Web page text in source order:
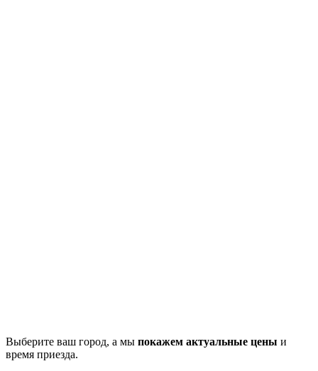
Выберите ваш город, а мы покажем актуальные цены и
время приезда.